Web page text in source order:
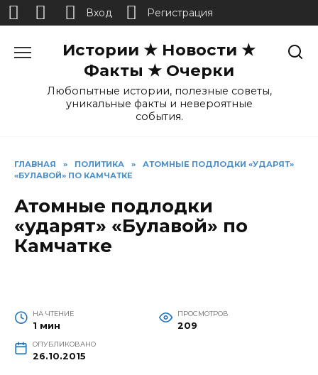
Истории ★ Новости ★
Факты ★ Очерки
Любопытные истории, полезные советы,
уникальные факты и невероятные
события.
ГЛАВНАЯ » ПОЛИТИКА »
АТОМНЫЕ ПОДЛОДКИ «УДАРЯТ»
«БУЛАВОЙ» ПО КАМЧАТКЕ
Атомные подлодки
«ударят» «Булавой» по
Камчатке
НА ЧТЕНИЕ
1 мин
ПРОСМОТРОВ
209
ОПУБЛИКОВАНО
26.10.2015
Вход Регистрация